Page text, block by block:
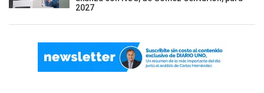
2027